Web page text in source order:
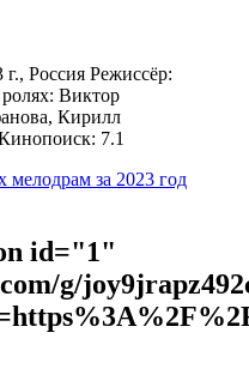
Россия Режиссёр:
Виктор
Кирилл
7.1
за 2023 год
id="1"
g/